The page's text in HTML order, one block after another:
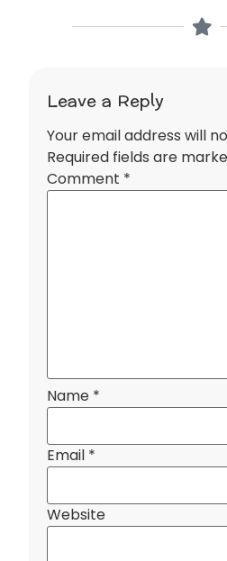
Leave a Reply
Your email address will
Required fields are
Comment *
Name *
Email *
Website